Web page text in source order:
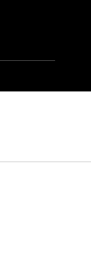
de votre Mobile ?